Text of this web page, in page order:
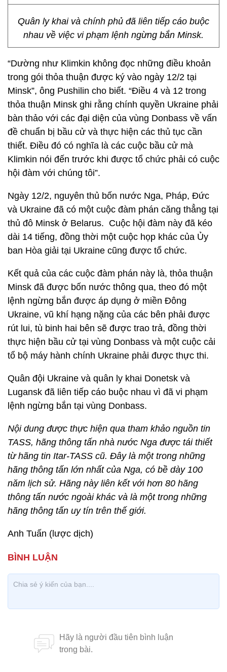
Quân ly khai và chính phủ đã liên tiếp cáo buộc
nhau về việc vi phạm lệnh ngừng bắn Minsk.
“Dường như Klimkin không đọc những điều khoản
trong gói thỏa thuận được ký vào ngày 12/2 tại
Minsk”, ông Pushilin cho biết. “Điều 4 và 12 trong
thỏa thuận Minsk ghi rằng chính quyền Ukraine phải
bàn thảo với các đại diện của vùng Donbass về vấn
đề chuẩn bị bầu cử và thực hiện các thủ tục cần
thiết. Điều đó có nghĩa là các cuộc bầu cử mà
Klimkin nói đến trước khi được tổ chức phải có cuộc
hội đàm với chúng tôi”.
Ngày 12/2, nguyên thủ bốn nước Nga, Pháp, Đức
và Ukraine đã có một cuộc đàm phán căng thẳng tại
thủ đô Minsk ở Belarus. Cuộc hội đàm này đã kéo
dài 14 tiếng, đồng thời một cuộc họp khác của Ủy
ban Hòa giải tại Ukraine cũng được tổ chức.
Kết quả của các cuộc đàm phán này là, thỏa thuận
Minsk đã được bốn nước thông qua, theo đó một
lệnh ngừng bắn được áp dụng ở miền Đông
Ukraine, vũ khí hạng nặng của các bên phải được
rút lui, tù binh hai bên sẽ được trao trả, đồng thời
thực hiện bầu cử tại vùng Donbass và một cuộc cải
tổ bộ máy hành chính Ukraine phải được thực thi.
Quân đội Ukraine và quân ly khai Donetsk và
Lugansk đã liên tiếp cáo buộc nhau vì đã vi phạm
lệnh ngừng bắn tại vùng Donbass.
Nội dung được thực hiện qua tham khảo nguồn tin
TASS, hãng thông tấn nhà nước Nga được tái thiết
từ hãng tin Itar-TASS cũ. Đây là một trong những
hãng thông tấn lớn nhất của Nga, có bề dày 100
năm lịch sử. Hãng này liên kết với hơn 80 hãng
thông tấn nước ngoài khác và là một trong những
hãng thông tấn uy tín trên thế giới.
Anh Tuấn (lược dịch)